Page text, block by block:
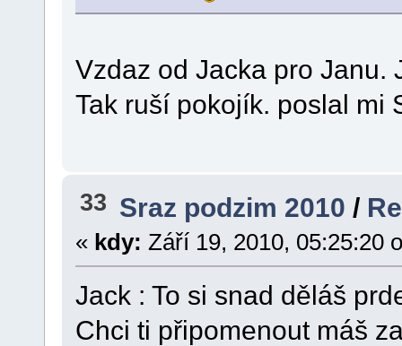
Vzdaz od Jacka pro
Tak ruší pokojík. poslal mi
33 Sraz podzim 2010 /
« kdy: Září 19, 2010, 05:25:20
Jack : To si snad děláš
Chci ti připomenout máš